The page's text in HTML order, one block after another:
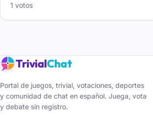
1 votos
TrivialChat
Portal de juegos, trivial, votaciones, deportes
y comunidad de chat en español. Juega, vota
y debate sin registro.